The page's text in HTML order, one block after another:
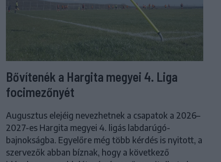
Bővítenék a Hargita megyei 4. Liga
focimezőnyét
Augusztus elejéig nevezhetnek a csapatok a 2026–
2027-es Hargita megyei 4. ligás labdarúgó-
bajnokságba. Egyelőre még több kérdés is nyitott, a
szervezők abban bíznak, hogy a következő